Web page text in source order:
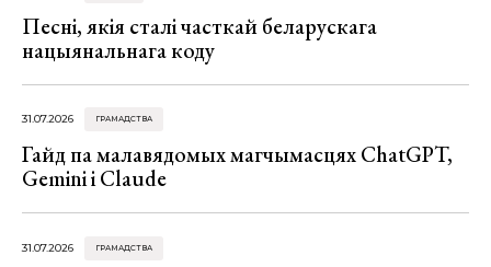
Песні, якія сталі часткай беларускага
нацыянальнага коду
31.07.2026 ГРАМАДСТВА
Гайд па малавядомых магчымасцях ChatGPT,
Gemini і Claude
31.07.2026 ГРАМАДСТВА